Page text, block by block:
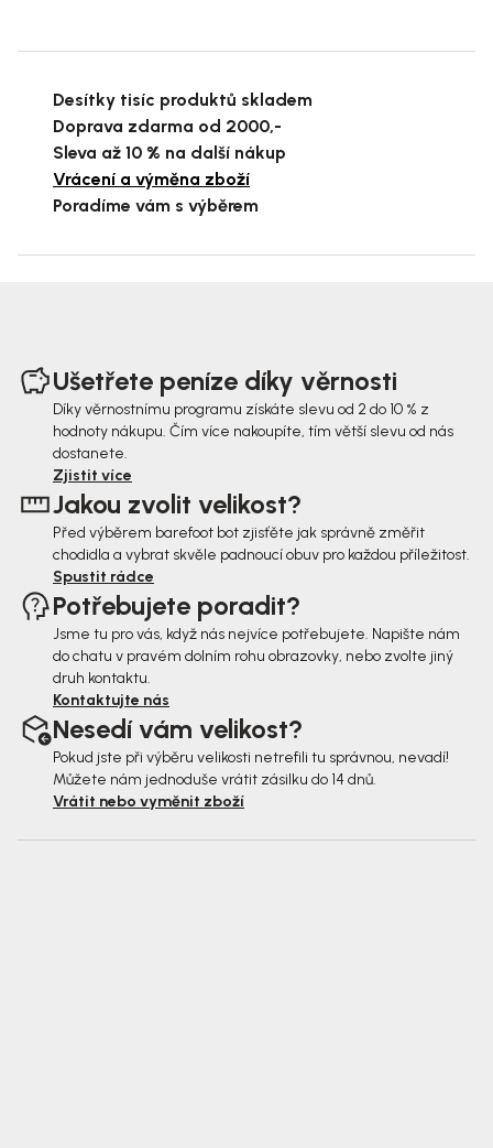
Desítky tisíc produktů skladem
Doprava zdarma od 2000,-
Sleva až 10 % na další nákup
Vrácení a výměna zboží
Poradíme vám s výběrem
Ušetřete peníze díky věrnosti
Díky věrnostnímu programu získáte slevu od 2 do 10 % z
hodnoty nákupu. Čím více nakoupíte, tím větší slevu od nás
dostanete.
Zjistit více
Jakou zvolit velikost?
Před výběrem barefoot bot zjisťěte jak správně změřit
chodidla a vybrat skvěle padnoucí obuv pro každou příležitost.
Spustit rádce
Potřebujete poradit?
Jsme tu pro vás, když nás nejvíce potřebujete. Napište nám
do chatu v pravém dolním rohu obrazovky, nebo zvolte jiný
druh kontaktu.
Kontaktujte nás
Nesedí vám velikost?
Pokud jste při výběru velikosti netrefili tu správnou, nevadí!
Můžete nám jednoduše vrátit zásilku do 14 dnů.
Vrátit nebo vyměnit zboží